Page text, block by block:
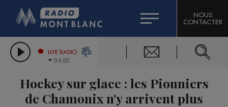
LES CHRONIQUES DE L'EXPERT
CITIZEN MACHINERY
GRAND MASSIF DOMAINES SKIABLES
BIGARD
COMPAGNIE DU MONT-BLANC
NOUS
CONTACTER
LIVE RADIO
94.60
Hockey sur glace : les Pionniers
de Chamonix n'y arrivent plus